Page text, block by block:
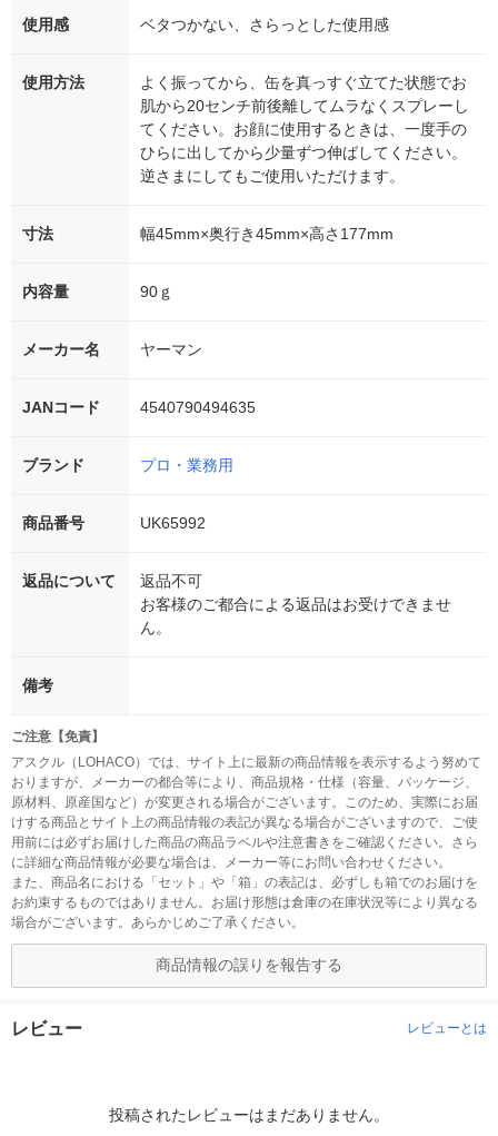
使用感 ベタつかない、さらっとした使用感
使用方法
よく振ってから、缶を真っすぐ立てた状態でお
肌から20センチ前後離してムラなくスプレーし
てください。お顔に使用するときは、一度手の
ひらに出してから少量ずつ伸ばしてください。
逆さまにしてもご使用いただけます。
寸法 幅45mm×奥行き45mm×高さ177mm
内容量 90ｇ
メーカー名 ヤーマン
JANコード 4540790494635
ブランド プロ・業務用
商品番号 UK65992
返品について
返品不可
お客様のご都合による返品はお受けできませ
ん。
備考
ご注意【免責】
アスクル（LOHACO）では、サイト上に最新の商品情報を表示するよう努めて
おりますが、メーカーの都合等により、商品規格・仕様（容量、パッケージ、
原材料、原産国など）が変更される場合がございます。このため、実際にお届
けする商品とサイト上の商品情報の表記が異なる場合がございますので、ご使
用前には必ずお届けした商品の商品ラベルや注意書きをご確認ください。さら
に詳細な商品情報が必要な場合は、メーカー等にお問い合わせください。
また、商品名における「セット」や「箱」の表記は、必ずしも箱でのお届けを
お約束するものではありません。お届け形態は倉庫の在庫状況等により異なる
場合がございます。あらかじめご了承ください。
商品情報の誤りを報告する
レビュー レビューとは
投稿されたレビューはまだありません。